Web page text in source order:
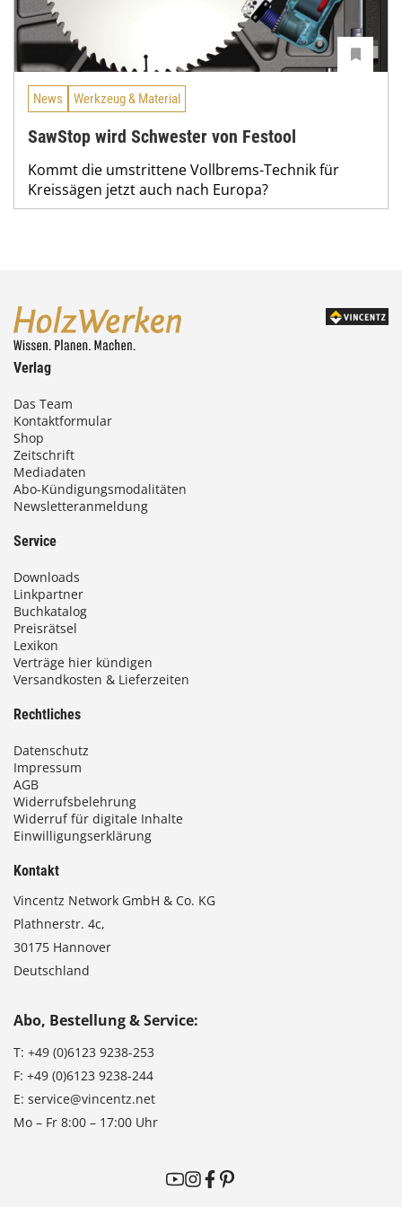
News Werkzeug & Material
SawStop wird Schwester von Festool
Kommt die umstrittene Vollbrems-Technik für
Kreissägen jetzt auch nach Europa?
Verlag
Das Team
Kontaktformular
Shop
Zeitschrift
Mediadaten
Abo-Kündigungsmodalitäten
Newsletteranmeldung
Service
Downloads
Linkpartner
Buchkatalog
Preisrätsel
Lexikon
Verträge hier kündigen
Versandkosten & Lieferzeiten
Rechtliches
Datenschutz
Impressum
AGB
Widerrufsbelehrung
Widerruf für digitale Inhalte
Einwilligungserklärung
Kontakt
Vincentz Network GmbH & Co. KG
Plathnerstr. 4c,
30175 Hannover
Deutschland
Abo, Bestellung & Service:
T: +49 (0)6123 9238-253
F: +49 (0)6123 9238-244
E: service@vincentz.net
Mo – Fr 8:00 – 17:00 Uhr